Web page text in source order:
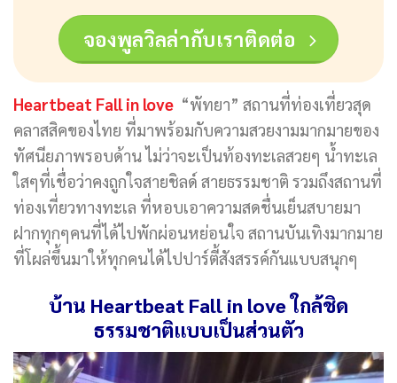
จองพูลวิลล่ากับเราติดต่อ
Heartbeat Fall in love “พัทยา” สถานที่ท่องเที่ยวสุด
คลาสสิคของไทย ที่มาพร้อมกับความสวยงามมากมายของ
ทัศนียภาพรอบด้าน ไม่ว่าจะเป็นท้องทะเลสวยๆ น้ำทะเล
ใสๆที่เชื่อว่าคงถูกใจสายชิลด์ สายธรรมชาติ รวมถึงสถานที่
ท่องเที่ยวทางทะเล ที่หอบเอาความสดชื่นเย็นสบายมา
ฝากทุกๆคนที่ได้ไปพักผ่อนหย่อนใจ สถานบันเทิงมากมาย
ที่โผล่ขึ้นมาให้ทุกคนได้ไปปาร์ตี้สังสรรค์กันแบบสนุกๆ
บ้าน Heartbeat Fall in love ใกล้ชิด
ธรรมชาติแบบเป็นส่วนตัว